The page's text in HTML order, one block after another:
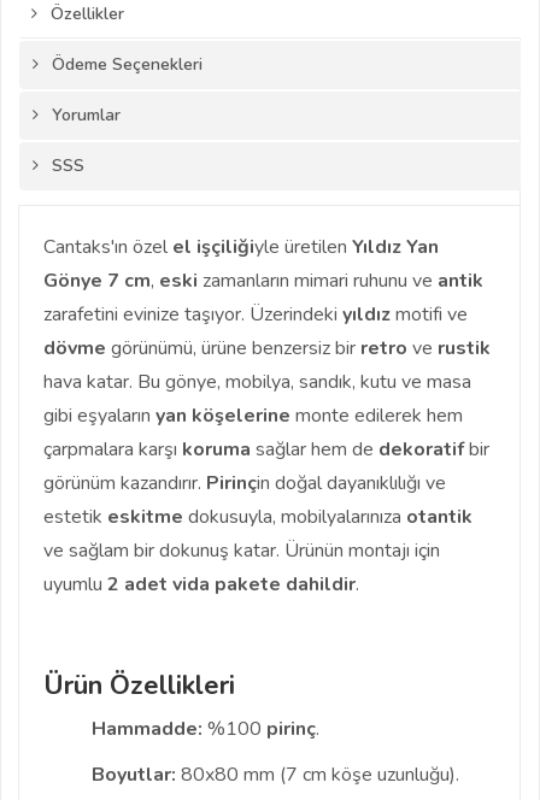
Özellikler
Ödeme Seçenekleri
Yorumlar
SSS
Cantaks'ın özel el işçiliğiyle üretilen Yıldız Yan
Gönye 7 cm, eski zamanların mimari ruhunu ve antik
zarafetini evinize taşıyor. Üzerindeki yıldızmotifi ve
dövme görünümü, ürüne benzersiz bir retro ve rustik
hava katar. Bu gönye, mobilya, sandık, kutu ve masa
gibi eşyaların yan köşelerine monte edilerek hem
çarpmalara karşı koruma sağlar hem de dekoratifbir
görünüm kazandırır. Pirinçin doğal dayanıklılığı ve
estetik eskitme dokusuyla, mobilyalarınıza otantik
ve sağlam bir dokunuş katar. Ürünün montajı için
uyumlu 2 adet vida pakete dahildir.
Ürün Özellikleri
Hammadde: %100 pirinç.
Boyutlar: 80x80 mm (7 cm köşe uzunluğu).